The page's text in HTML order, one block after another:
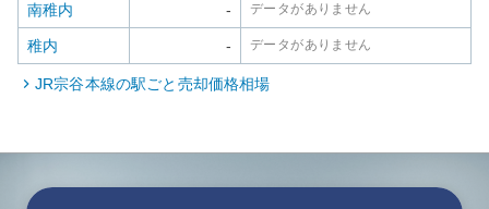
南稚内 - データがありません
稚内 - データがありません
JR宗谷本線の駅ごと売却価格相場